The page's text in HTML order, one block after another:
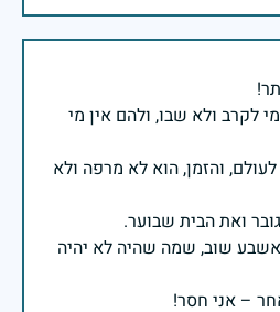
לקרב ולא שבו, ולהם אין מי
והזמן, הוא לא מרפה ולא
שוב, שמה שהיה לא יהיה